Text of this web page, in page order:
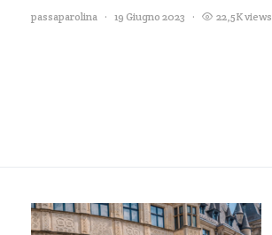
passaparolina 19 Giugno 2023 22,5K views